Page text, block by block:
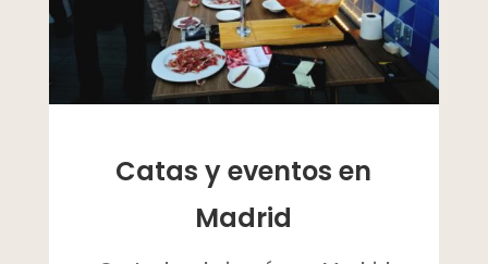
Catas y eventos en
Madrid